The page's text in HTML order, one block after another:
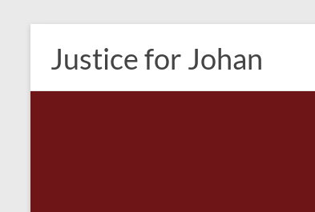
Justice for Johan